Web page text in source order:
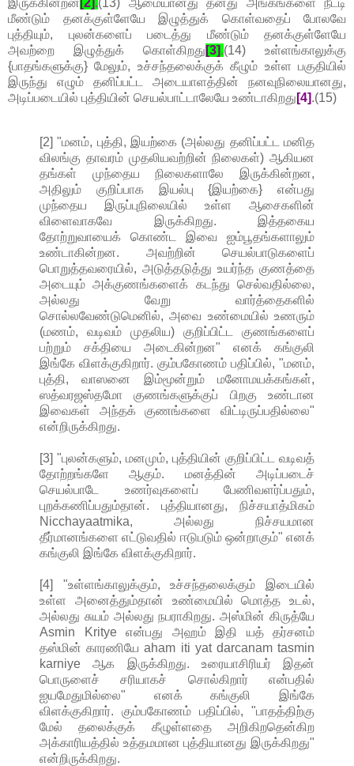
மீண்டும் தனக்குள்ளேயே இழுத்துக் கொள்வதைப் போலவே
புத்தியும், புலன்களைப் படைத்து மீண்டும் தனக்குள்ளேயே
அவற்றை இழுத்துக் கொள்கிறது [3].(14) உள்ளங்காலுக்கு
{பாதங்களுக்கு} மேலும், உச்சந்தலைக்குக் கீழும் உள்ள பகுதியில்
இருந்து எழும் தனிப்பட்ட அடையாளத்தின் நனவுநிலையானது,
அடிப்படையில் புத்தியின் செயல்பாட்டாலேயே உண்டாகிறது [4].(15)
[2] "மனம், புத்தி, இயற்கை (அல்லது தனிப்பட்ட மனித
விலங்கு தாவரம் முதலியவற்றின் நிலைகள்) ஆகியன
தங்கள் முந்தைய நிலைகளாலே இருக்கின்றன,
அதிலும் குறிப்பாக இயல்பு {இயற்கை} என்பது
முந்தைய இருப்புநிலையில் உள்ள ஆசைகளின்
விளைவாகவே இருக்கிறது. இத்தகைய
தோற்றுவாயைக் கொண்ட இவை ஐம்பூதங்களாலும்
உண்டாகின்றன. அவற்றின் செயல்பாடுகளைப்
பொறுத்தவரையில், அடுத்தடுத்து உயர்ந்த குணத்தை
அடையும் அக்குணங்களைக் கடந்து செல்வதில்லை,
அல்லது வேறு வார்த்தைகளில்
சொல்லவேண்டுமெனில், அவை உண்மையில் உணரும்
(மணம், வடிவம் முதலிய) குறிப்பிட்ட குணங்களைப்
பற்றும் சக்தியை அடைகின்றன" எனக் கங்குலி
இங்கே விளக்குகிறார். கும்பகோணம் பதிப்பில், "மனம்,
புத்தி, வாஸனை இம்மூன்றும் மனோமயக்கங்கள்,
ஸத்வரஜஸ்தமோ குணங்களுக்குப் பிறகு உண்டான
இவைகள் அந்தக் குணங்களை விட்டிருப்பதில்லை"
என்றிருக்கிறது.
[3] "புலன்களும், மனமும், புத்தியின் குறிப்பிட்ட வடிவத்
தோற்றங்களே ஆகும். மனத்தின் அடிப்படைச்
செயல்பாடே உணர்வுகளைப் பேணிவளர்ப்பதும்,
புறக்கணிப்பதும்தான். புத்தியானது, நிச்சயாத்மிகம்
Nicchayaatmika, அல்லது நிச்சயமான
தீர்மானங்களை எட்டுவதில் ஈடுபடும் ஒன்றாகும்" எனக்
கங்குலி இங்கே விளக்குகிறார்.
[4] "உள்ளங்காலுக்கும், உச்சந்தலைக்கும் இடையில்
உள்ள அனைத்தும்தான் உண்மையில் மொத்த உடல்,
அல்லது சுயம் அல்லது நபராகிறது. அஸ்மின் கிருத்யே
Asmin Kritye என்பது அஹம் இதி யத் தர்சனம்
தஸ்மின் காரணியே aham iti yat darcanam tasmin
karniye ஆக இருக்கிறது. உரையாசிரியர் இதன்
பொருளைச் சரியாகச் சொல்கிறார் என்பதில்
ஐயமேதுமில்லை" எனக் கங்குலி இங்கே
விளக்குகிறார். கும்பகோணம் பதிப்பில், "பாதத்திற்கு
மேல் தலைக்குக் கீழுள்ளதை அறிகிறதென்கிற
அக்காரியத்தில் உத்தமமான புத்தியானது இருக்கிறது"
என்றிருக்கிறது.